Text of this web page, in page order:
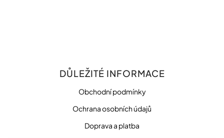
DŮLEŽITÉ INFORMACE
Obchodní podmínky
Ochrana osobních údajů
Doprava a platba